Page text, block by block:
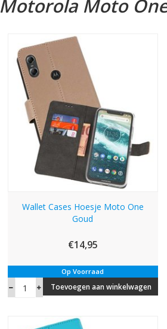
Motorola Moto
Wallet Cases Hoesje Moto One
Goud
€14,95
Op Voorraad
Toevoegen aan winkelwagen